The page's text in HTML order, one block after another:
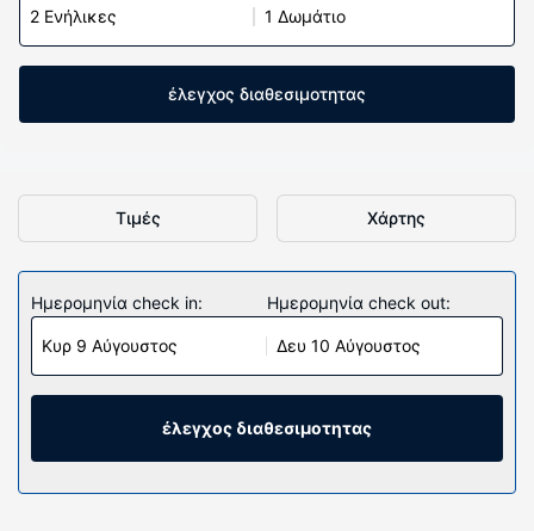
2 Ενήλικες 1 Δωμάτιο
έλεγχος διαθεσιμοτητας
Τιμές Χάρτης
Ημερομηνία check in:
Κυρ 9 Αύγουστος
Ημερομηνία check out:
Δευ 10 Αύγουστος
έλεγχος διαθεσιμοτητας